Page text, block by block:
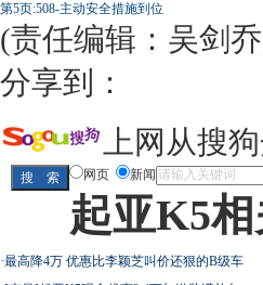
第5页:508-主动安全措施到位
(责任编辑：吴剑
分享到：
上网从搜
网页 新闻
起亚K5
·最高降4万 优惠比李颖芝叫价还狠的B级车